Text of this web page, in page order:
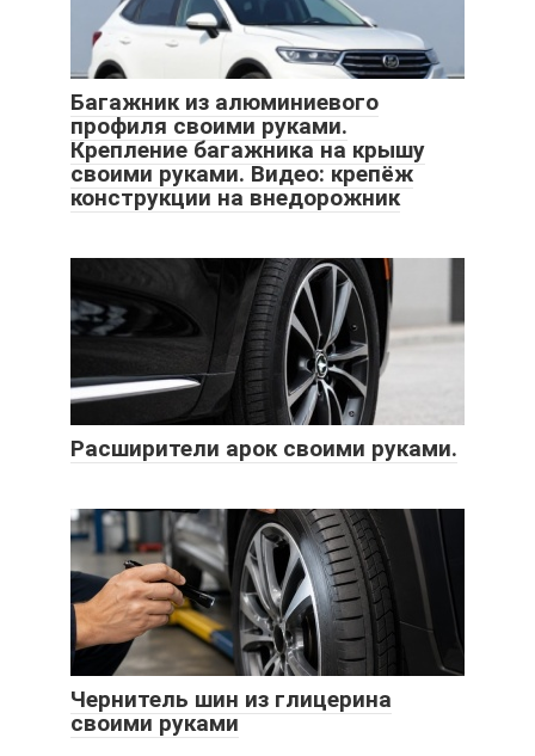
Багажник из алюминиевого
профиля своими руками.
Крепление багажника на крышу
своими руками. Видео: крепёж
конструкции на внедорожник
Расширители арок своими руками.
Чернитель шин из глицерина
своими руками